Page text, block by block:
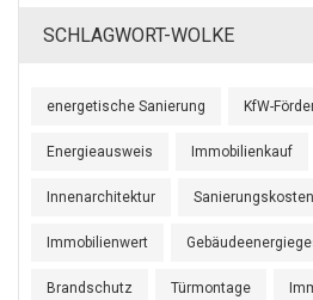
SCHLAGWORT-WOLKE
energetische Sanierung KfW-
Energieausweis Immobilienkauf
Innenarchitektur Sanierungskosten
Immobilienwert
Brandschutz Türmontage